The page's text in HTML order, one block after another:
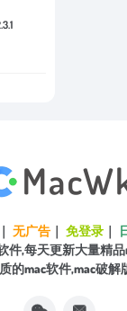
｜ 无广告 ｜ 免登录 ｜
件,每天更新大量精
的mac软件,mac破解